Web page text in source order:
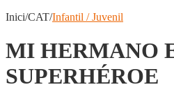
Inici/CAT/Infantil / Juvenil
MI HERMANO
SUPERHÉROE